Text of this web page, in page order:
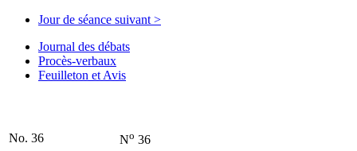
Jour de séance suivant >
Journal des débats
Procès-verbaux
Feuilleton et Avis
No. 36 No 36